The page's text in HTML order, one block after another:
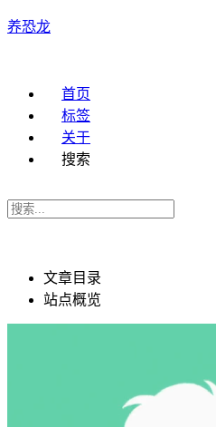
养恐龙
首页
标签
关于
搜索
文章目录
站点概览